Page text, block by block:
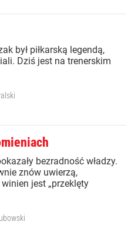
był piłkarską legendą,
Dziś jest na trenerskim
bezradność władzy.
znów uwierzą,
jest „przeklęty